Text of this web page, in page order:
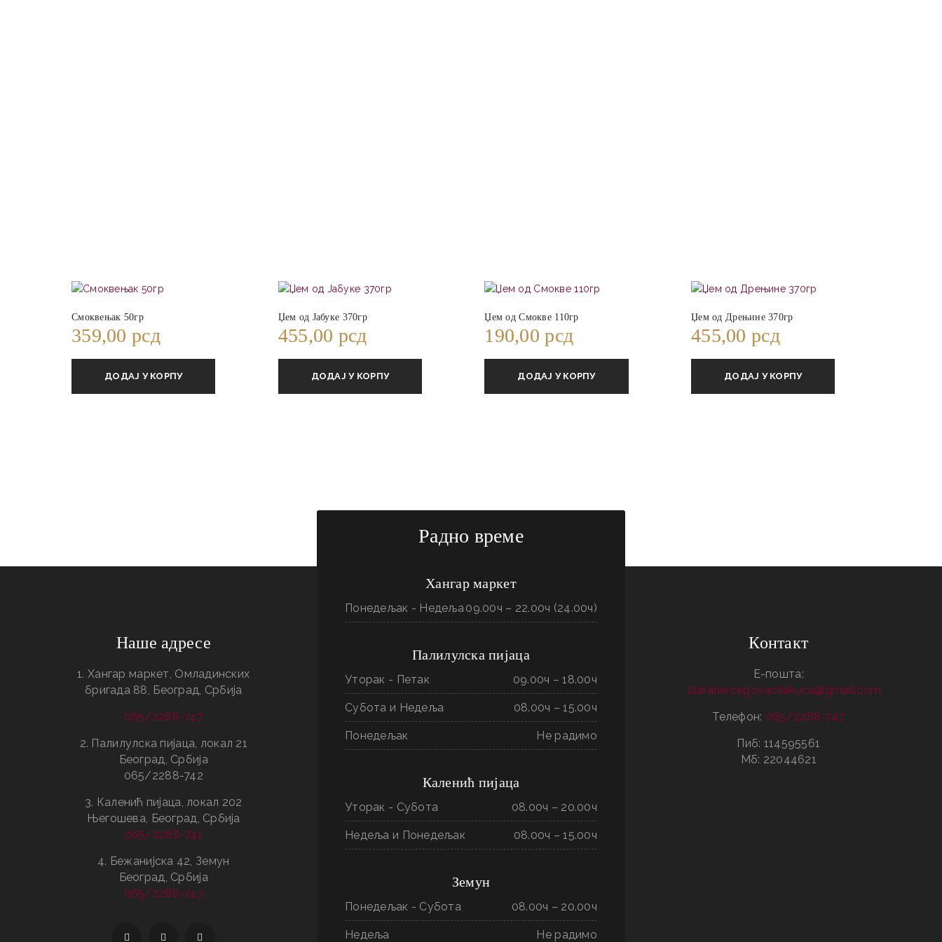
Смоквењак 50гр
359,00 рсд
ДОДАЈ У КОРПУ
Џем од Јабуке 370гр
455,00 рсд
ДОДАЈ У КОРПУ
Џем од Смокве 110гр
190,00рсд
ДОДАЈ У КОРПУ
Џем од Дрењине 370гр
455,00 рсд
ДОДАЈ У КОРПУ
Наше адресе
1. Хангар маркет, Омладинских
бригада 88, Београд, Србија
065/2288-747
2. Палилулска пијаца, локал 21
Београд, Србија
065/2288-742
3. Каленић пијаца, локал 202
Његошева, Београд, Србија
065/2288-741
4. Бежанијска 42, Земун
Београд, Србија
065/2288-743
Радно време
Хангар маркет
Понедељак - Недеља09.00ч – 22.00ч (24.00ч)
Палилулска пијаца
Уторак - Петак 09.00ч – 18.00ч
Субота и Недеља 08.00ч – 15.00ч
Понедељак Не радимо
Каленић пијаца
Уторак - Субота 08.00ч – 20.00ч
Недеља и Понедељак 08.00ч – 15.00ч
Земун
Понедељак - Субота 08.00ч – 20.00ч
Недеља Не радимо
Контакт
Е-пошта:
starahercegovackakuca@gmail.com
Телефон: 065/2288-747
Пиб: 114595561
Мб: 22044621